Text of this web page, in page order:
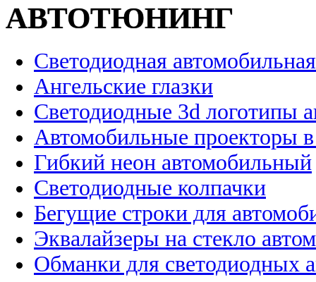
АВТОТЮНИНГ
Светодиодная
Ангельские глазки
Светодиодные 3d логотипы
Автомобильные проекторы
Гибкий неон автомобильный
Светодиодные колпачки
Бегущие строки для
Эквалайзеры на стекло
Обманки для светодиодных